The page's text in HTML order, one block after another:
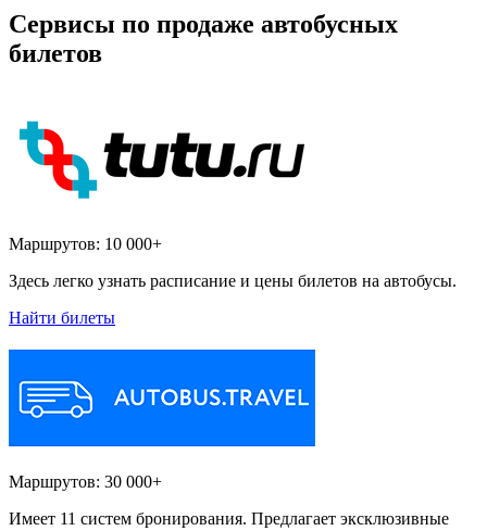
Сервисы по продаже автобусных
билетов
Маршрутов: 10 000+
Здесь легко узнать расписание и цены билетов на автобусы.
Найти билеты
Маршрутов: 30 000+
Имеет 11 систем бронирования. Предлагает эксклюзивные